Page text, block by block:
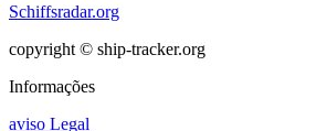
Schiffsradar.org
copyright © ship-tracker.org
Informações
aviso Legal